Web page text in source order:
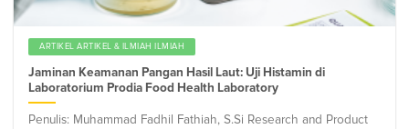
ARTIKEL ARTIKEL & ILMIAH ILMIAH
Jaminan Keamanan Pangan Hasil Laut: Uji Histamin di
Laboratorium Prodia Food Health Laboratory
Penulis: Muhammad Fadhil Fathiah, S.Si Research and Product